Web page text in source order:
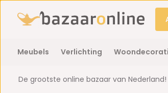
Meubels Verlichting
De grootste online bazaar van Nederland!